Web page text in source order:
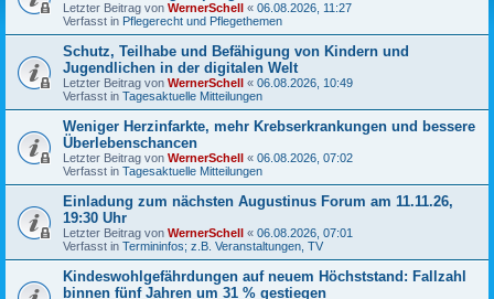
Letzter Beitrag von WernerSchell « 06.08.2026, 11:27
Verfasst in Pflegerecht und Pflegethemen
Schutz, Teilhabe und Befähigung von Kindern und
Jugendlichen in der digitalen Welt
Letzter Beitrag von WernerSchell « 06.08.2026, 10:49
Verfasst in Tagesaktuelle Mitteilungen
Weniger Herzinfarkte, mehr Krebserkrankungen und bessere
Überlebenschancen
Letzter Beitrag von WernerSchell « 06.08.2026, 07:02
Verfasst in Tagesaktuelle Mitteilungen
Einladung zum nächsten Augustinus Forum am 11.11.26,
19:30 Uhr
Letzter Beitrag von WernerSchell « 06.08.2026, 07:01
Verfasst in Termininfos; z.B. Veranstaltungen, TV
Kindeswohlgefährdungen auf neuem Höchststand: Fallzahl
binnen fünf Jahren um 31 % gestiegen